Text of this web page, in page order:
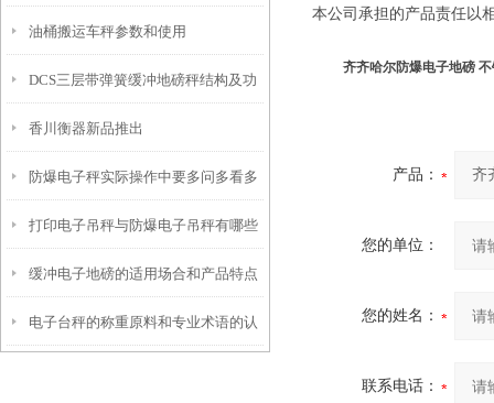
功能特点
油桶搬运车秤参数和使用
DCS三层带弹簧缓冲地磅秤结构及功
能说明
香川衡器新品推出
防爆电子秤实际操作中要多问多看多
学！
打印电子吊秤与防爆电子吊秤有哪些
区别
缓冲电子地磅的适用场合和产品特点
电子台秤的称重原料和专业术语的认
本公司承担的产品责任以
齐齐哈尔防爆电子地磅
产品：
您的单位：
您的姓名：
联系电话：